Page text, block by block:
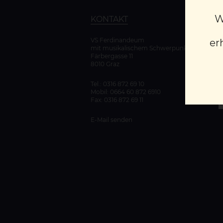
KONTAKT
VS Ferdinandeum
mit musikalischem Schwerpunkt
Färbergasse 11
8010 Graz
Tel.: 0316 872 69 10
Mobil: 0664 60 872 6910
Fax: 0316 872 69 11
E-Mail senden